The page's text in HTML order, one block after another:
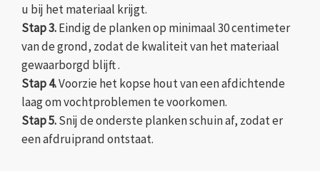
u bij het materiaal krijgt.
Stap 3.Eindig de planken op minimaal 30 centimeter
van de grond, zodat de kwaliteit van het materiaal
gewaarborgd blijft .
Stap 4.Voorzie het kopse hout van een afdichtende
laag om vochtproblemen te voorkomen.
Stap 5.Snij de onderste planken schuin af, zodat er
een afdruiprand ontstaat.